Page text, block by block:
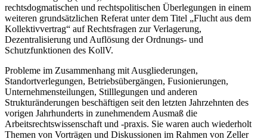
rechtsdogmatischen und rechtspolitischen Überlegungen in einem
weiteren grundsätzlichen Referat unter dem Titel „Flucht aus dem
Kollektivvertrag“ auf Rechtsfragen zur Verlagerung,
Dezentralisierung und Auflösung der Ordnungs- und
Schutzfunktionen des KollV.
Probleme im Zusammenhang mit Ausgliederungen,
Standortverlegungen, Betriebsübergängen, Fusionierungen,
Unternehmensteilungen, Stilllegungen und anderen
Strukturänderungen beschäftigen seit den letzten Jahrzehnten des
vorigen Jahrhunderts in zunehmendem Ausmaß die
Arbeitsrechtswissenschaft und -praxis. Sie waren auch wiederholt
Themen von Vorträgen und Diskussionen im Rahmen von Zeller